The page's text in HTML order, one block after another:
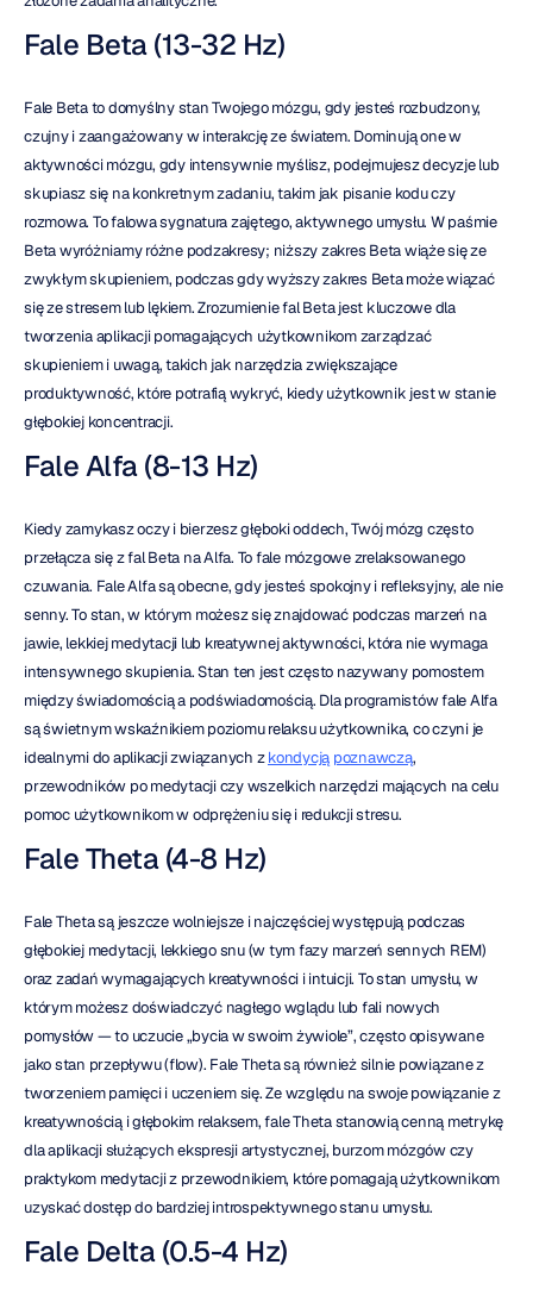
Fale Beta (13-32 Hz)
Fale Beta to domyślny stan Twojego mózgu, gdy jesteś rozbudzony,
czujny i zaangażowany w interakcję ze światem. Dominują one w
aktywności mózgu, gdy intensywnie myślisz, podejmujesz decyzje lub
skupiasz się na konkretnym zadaniu, takim jak pisanie kodu czy
rozmowa. To falowa sygnatura zajętego, aktywnego umysłu. W paśmie
Beta wyróżniamy różne podzakresy; niższy zakres Beta wiąże się ze
zwykłym skupieniem, podczas gdy wyższy zakres Beta może wiązać
się ze stresem lub lękiem. Zrozumienie fal Beta jest kluczowe dla
tworzenia aplikacji pomagających użytkownikom zarządzać
skupieniem i uwagą, takich jak narzędzia zwiększające
produktywność, które potrafią wykryć, kiedy użytkownik jest w stanie
głębokiej koncentracji.
Fale Alfa (8-13 Hz)
Kiedy zamykasz oczy i bierzesz głęboki oddech, Twój mózg często
przełącza się z fal Beta na Alfa. To fale mózgowe zrelaksowanego
czuwania. Fale Alfa są obecne, gdy jesteś spokojny i refleksyjny, ale nie
senny. To stan, w którym możesz się znajdować podczas marzeń na
jawie, lekkiej medytacji lub kreatywnej aktywności, która nie wymaga
intensywnego skupienia. Stan ten jest często nazywany pomostem
między świadomością a podświadomością. Dla programistów fale Alfa
są świetnym wskaźnikiem poziomu relaksu użytkownika, co czyni je
idealnymi do aplikacji związanych z kondycją poznawczą,
przewodników po medytacji czy wszelkich narzędzi mających na celu
pomoc użytkownikom w odprężeniu się i redukcji stresu.
Fale Theta (4-8 Hz)
Fale Theta są jeszcze wolniejsze i najczęściej występują podczas
głębokiej medytacji, lekkiego snu (w tym fazy marzeń sennych REM)
oraz zadań wymagających kreatywności i intuicji. To stan umysłu, w
którym możesz doświadczyć nagłego wglądu lub fali nowych
pomysłów — to uczucie „bycia w swoim żywiole”, często opisywane
jako stan przepływu (flow). Fale Theta są również silnie powiązane z
tworzeniem pamięci i uczeniem się. Ze względu na swoje powiązanie z
kreatywnością i głębokim relaksem, fale Theta stanowią cenną metrykę
dla aplikacji służących ekspresji artystycznej, burzom mózgów czy
praktykom medytacji z przewodnikiem, które pomagają użytkownikom
uzyskać dostęp do bardziej introspektywnego stanu umysłu.
Fale Delta (0.5-4 Hz)